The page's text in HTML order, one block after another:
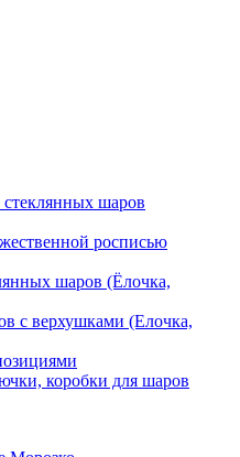
шаров
росписью
шаров (Ёлочка,
с верхушками (Елочка,
коробки для шаров